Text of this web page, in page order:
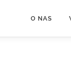
O NAS